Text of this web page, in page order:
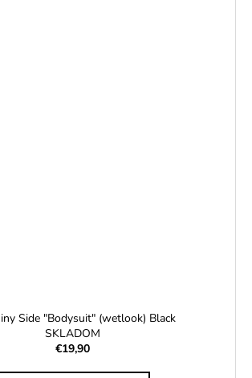
Side "Bodysuit" (wetlook) Black
SKLADOM
€19,90